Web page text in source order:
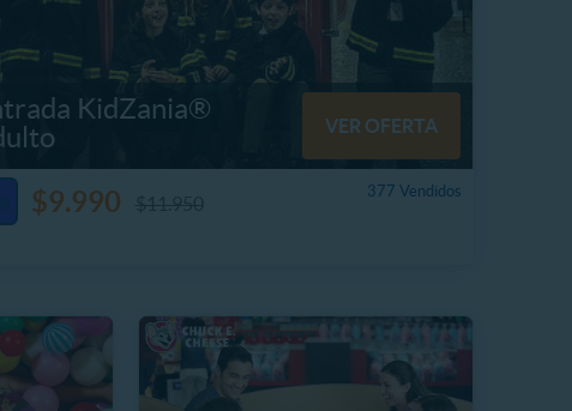
KidZania®
VER OFERTA
377 Vendidos
$9.990